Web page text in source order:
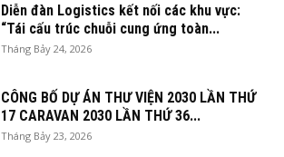
Diễn đàn Logistics kết nối các khu vực:
“Tái cấu trúc chuỗi cung ứng toàn...
Tháng Bảy 24, 2026
CÔNG BỐ DỰ ÁN THƯ VIỆN 2030 LẦN THỨ
17 CARAVAN 2030 LẦN THỨ 36...
Tháng Bảy 23, 2026